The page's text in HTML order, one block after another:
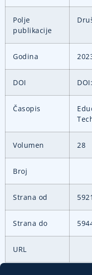
Polje
publikacije
Godina
DOI
Časopis
Volumen 28
Broj
Strana od 5921
Strana do
URL